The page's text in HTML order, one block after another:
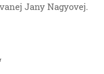
Jany Nagyovej.